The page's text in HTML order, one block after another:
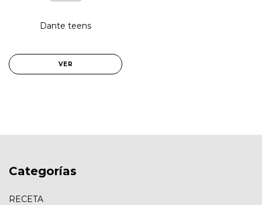
Dante teens
VER
Categorías
RECETA